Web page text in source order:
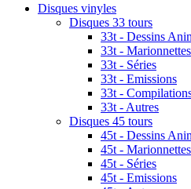
Disques vinyles
Disques 33 tours
33t - Dessins
33t - Marionnettes
33t - Séries
33t - Emissions
33t -
33t - Autres
Disques 45 tours
45t - Dessins
45t - Marionnettes
45t - Séries
45t - Emissions